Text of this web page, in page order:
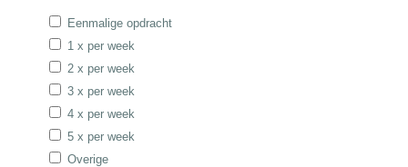
Eenmalige opdracht
1 x per week
2 x per week
3 x per week
4 x per week
5 x per week
Overige